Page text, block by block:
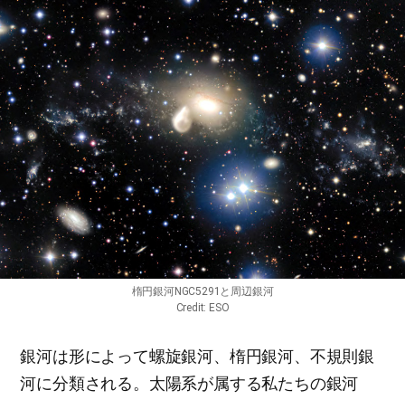
楕円銀河NGC5291と周辺銀河
Credit: ESO
銀河は形によって螺旋銀河、楕円銀河、不規則銀
河に分類される。太陽系が属する私たちの銀河